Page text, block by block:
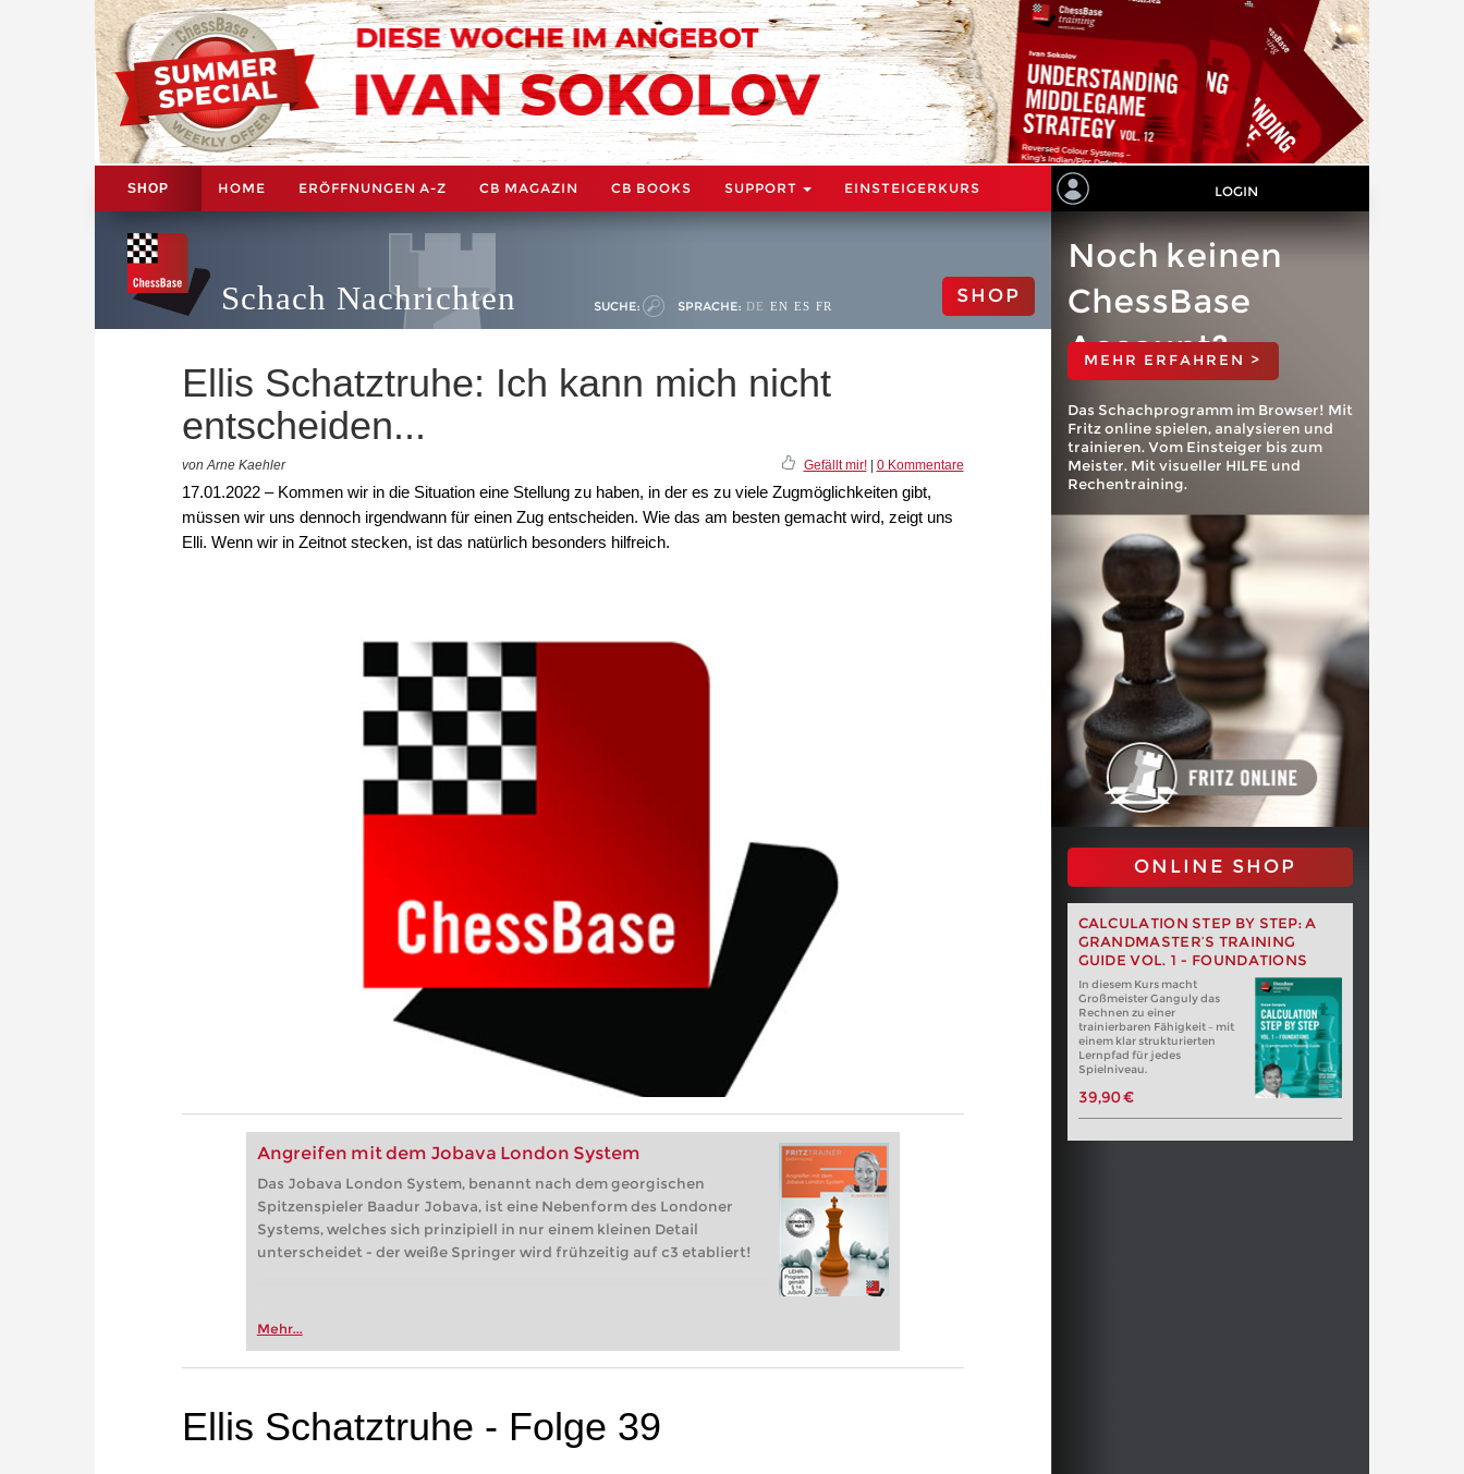
SHOP HOME ERÖFFNUNGEN A-Z CB MAGAZIN CB BOOKS SUPPORT EINSTEIGERKURS LOGIN
Schach Nachrichten SUCHE: SPRACHE: DE EN ES FR SHOP
Ellis Schatztruhe: Ich kann mich nicht
entscheiden...
von Arne Kaehler Gefällt mir!| 0 Kommentare
17.01.2022 – Kommen wir in die Situation eine Stellung zu haben, in der es zu viele Zugmöglichkeiten gibt,
müssen wir uns dennoch irgendwann für einen Zug entscheiden. Wie das am besten gemacht wird, zeigt uns
Elli. Wenn wir in Zeitnot stecken, ist das natürlich besonders hilfreich.
Angreifen mit dem Jobava London System
Das Jobava London System, benannt nach dem georgischen
Spitzenspieler Baadur Jobava, ist eine Nebenform des Londoner
Systems, welches sich prinzipiell in nur einem kleinen Detail
unterscheidet - der weiße Springer wird frühzeitig auf c3 etabliert!
Mehr...
Noch keinen
ChessBase
Account?
MEHR ERFAHREN >
Das Schachprogramm im Browser! Mit
Fritz online spielen, analysieren und
trainieren. Vom Einsteiger bis zum
Meister. Mit visueller HILFE und
Rechentraining.
ONLINE SHOP
CALCULATION STEP BY STEP: A
GRANDMASTER’S TRAINING
GUIDE VOL. 1 - FOUNDATIONS
In diesem Kurs macht
Großmeister Ganguly das
Rechnen zu einer
trainierbaren Fähigkeit – mit
einem klar strukturierten
Lernpfad für jedes
Spielniveau.
39,90 €
Ellis Schatztruhe - Folge 39